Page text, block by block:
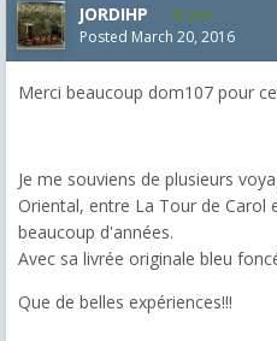
JORDIHP 204
Posted March 20, 2016
Merci beaucoup dom107 pour
Je me souviens de plusieurs
Oriental, entre La Tour de
beaucoup d'années.
Avec sa livrée originale bleu
Que de belles expériences!!!